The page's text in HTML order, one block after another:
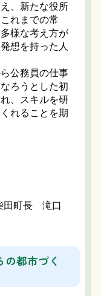
、新たな役所
れまでの常
様な考え方が
想を持った人
公務員の仕事
ろうとした初
、スキルを研
れることを期
口
都市づく